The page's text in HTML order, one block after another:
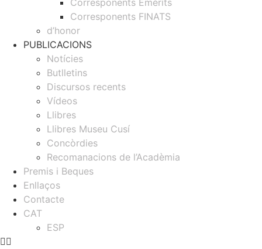
Corresponents Emèrits
Corresponents FINATS
d’honor
PUBLICACIONS
Notícies
Butlletins
Discursos recents
Vídeos
Llibres
Llibres Museu Cusí
Concòrdies
Recomanacions de l’Acadèmia
Premis i Beques
Enllaços
Contacte
CAT
ESP